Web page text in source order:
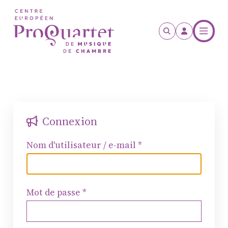
Connexion
Nom d'utilisateur / e-mail
Mot de passe
ProQuartet - Centre